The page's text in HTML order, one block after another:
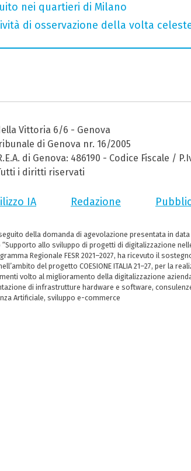
nei quartieri di Milano
di osservazione della volta
Vittoria 6/6 - Genova
di Genova nr. 16/2005
di Genova: 486190 - Codice Fiscale /
i diritti riservati
IA Redazione
a seguito della domanda di agevolazione presentata in
“Supporto allo sviluppo di progetti di digitalizzazione
Regionale FESR 2021–2027, ha ricevuto il
del progetto COESIONE ITALIA 21–27, per la
volto al miglioramento della digitalizzazione
di infrastrutture hardware e software,
Artificiale, sviluppo e-commerce